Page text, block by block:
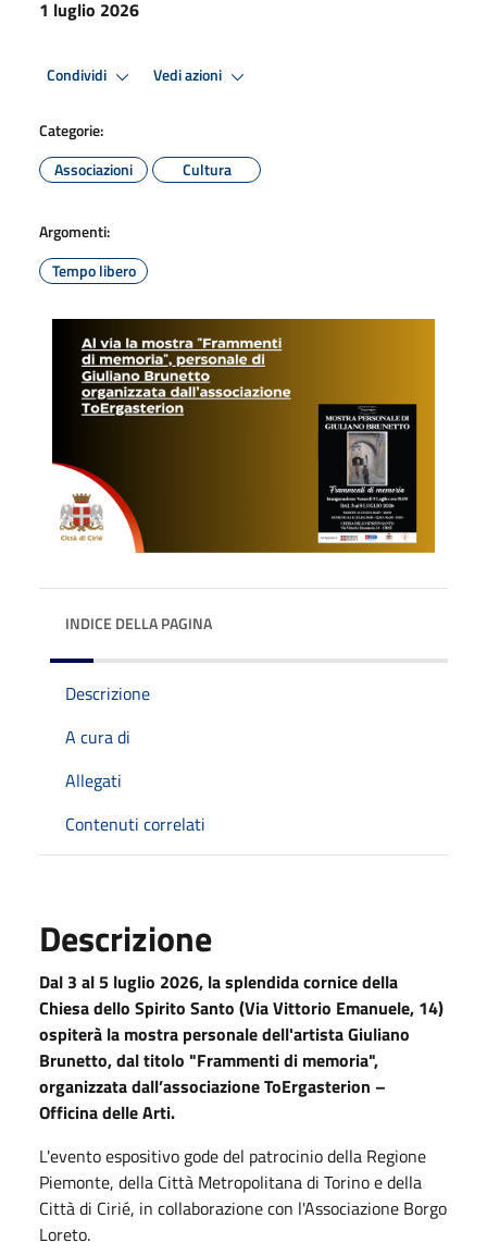
1 luglio 2026
Condividi Vedi azioni
Categorie:
Associazioni
Cultura
Argomenti:
Tempo libero
INDICE DELLA PAGINA
Descrizione
A cura di
Allegati
Contenuti correlati
Descrizione
Dal 3 al 5 luglio 2026, la splendida cornice della
Chiesa dello Spirito Santo (Via Vittorio Emanuele, 14)
ospiterà la mostra personale dell'artista Giuliano
Brunetto, dal titolo "Frammenti di memoria",
organizzata dall’associazione ToErgasterion –
Officina delle Arti.
L'evento espositivo gode del patrocinio della Regione
Piemonte, della Città Metropolitana di Torino e della
Città di Cirié, in collaborazione con l'Associazione Borgo
Loreto.